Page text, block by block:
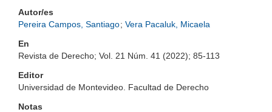
Autor/es
Pereira Campos, Santiago; Vera Pacaluk, Micaela
En
Revista de Derecho; Vol. 21 Núm. 41 (2022); 85-113
Editor
Universidad de Montevideo. Facultad de Derecho
Notas